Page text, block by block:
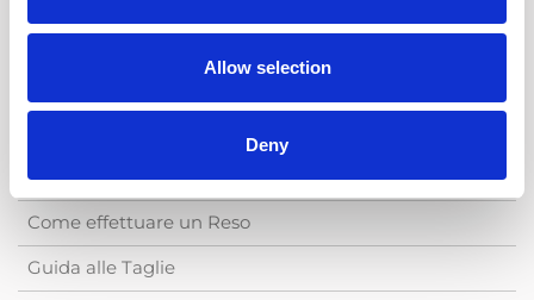
Allow selection
Deny
Stato dell'Ordine
Come effettuare un Reso
Guida alle Taglie